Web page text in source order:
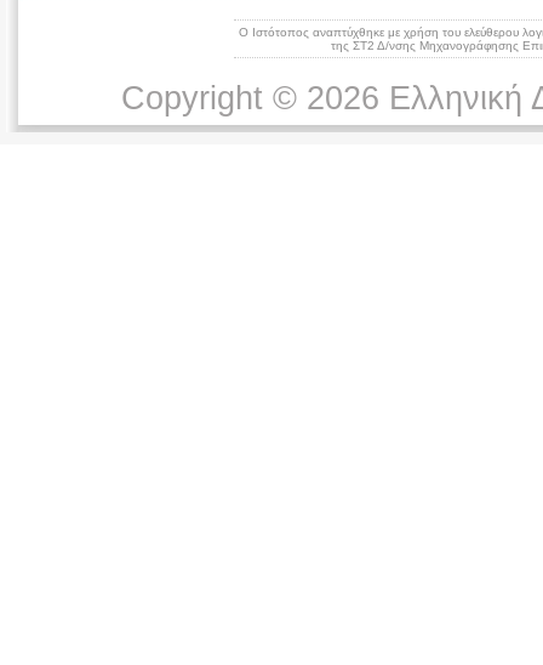
Ο Ιστότοπος αναπτύχθηκε με χρήση του ελεύθερου
της ΣΤ2 Δ/νσης Μηχανογράφησης
Copyright © 2026